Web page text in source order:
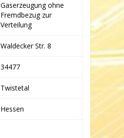
Gaserzeugung ohne
Fremdbezug zur
Verteilung
Waldecker Str. 8
34477
Twistetal
Hessen